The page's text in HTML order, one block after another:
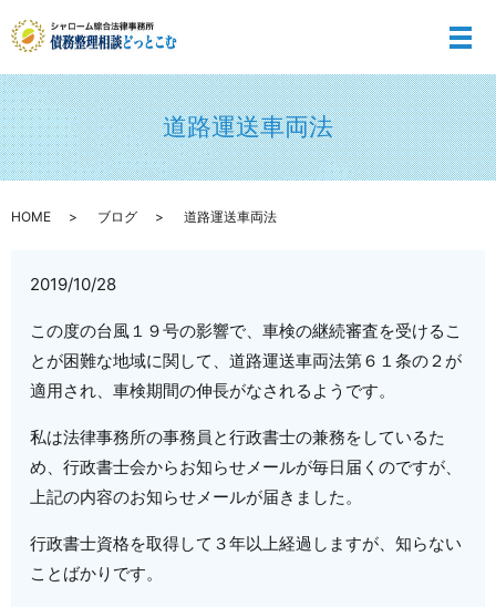
メ
道路運送車両法
HOME ブログ 道路運送車両法
2019/10/28
この度の台風１９号の影響で、車検の継続審査を受けるこ
とが困難な地域に関して、道路運送車両法第６１条の２が
適用され、車検期間の伸長がなされるようです。
私は法律事務所の事務員と行政書士の兼務をしているた
め、行政書士会からお知らせメールが毎日届くのですが、
上記の内容のお知らせメールが届きました。
行政書士資格を取得して３年以上経過しますが、知らない
ことばかりです。